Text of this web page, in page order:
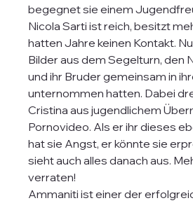
begegnet sie einem
Nicola Sarti ist reich, besitzt
hatten Jahre keinen Kontakt.
Bilder aus dem Segelturn, den
und ihr Bruder gemeinsam in
unternommen hatten. Dabei
Cristina aus jugendlichem
Pornovideo. Als er ihr dieses
hat sie Angst, er könnte sie
sieht auch alles danach aus.
verraten!
Ammaniti ist einer der